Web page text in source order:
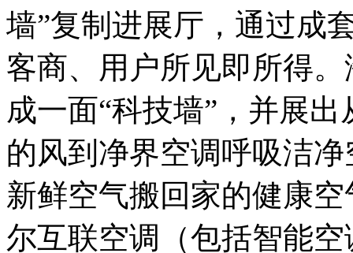
墙”复制进展厅，通过成
客商、用户所见即所得
成一面“科技墙”，并展
的风到净界空调呼吸洁
新鲜空气搬回家的健康
尔互联空调（包括智能